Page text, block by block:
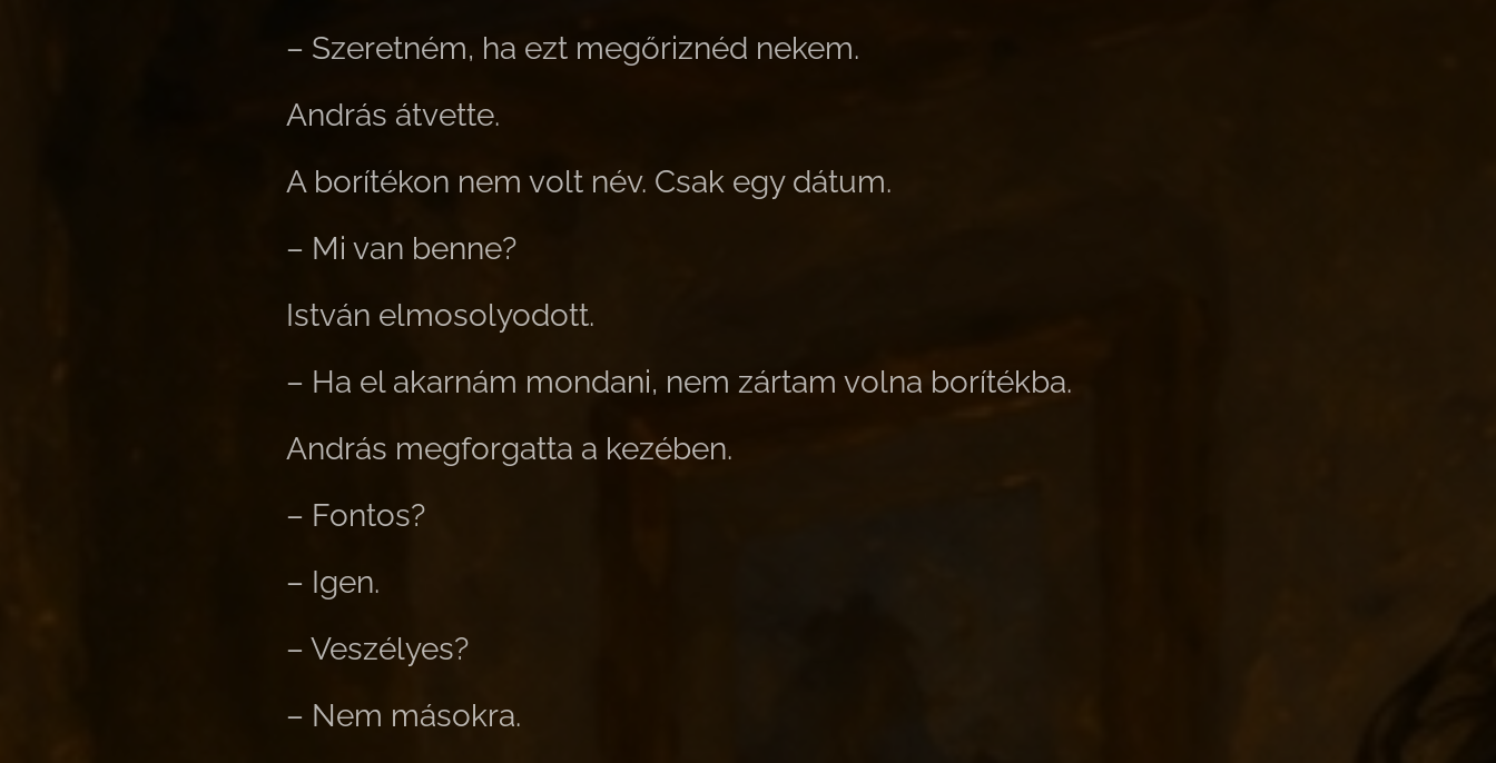
– Szeretném, ha ezt megőriznéd nekem.
András átvette.
A borítékon nem volt név. Csak egy dátum.
– Mi van benne?
István elmosolyodott.
– Ha el akarnám mondani, nem zártam volna borítékba.
András megforgatta a kezében.
– Fontos?
– Igen.
– Veszélyes?
– Nem másokra.